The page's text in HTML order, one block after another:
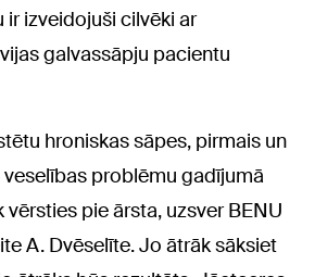
izveidojuši cilvēki ar
galvassāpju pacientu
hroniskas sāpes, pirmais un
problēmu gadījumā
pie ārsta, uzsver BENU
A. Dvēselīte. Jo ātrāk sāksiet